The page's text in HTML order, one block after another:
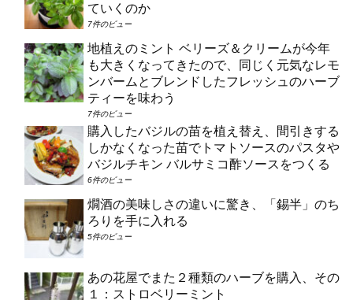
ていくのか
7件のビュー
地植えのミント ベリーズ＆クリームが今年
も大きくなってきたので、同じく元気なレモ
ンバームとブレンドしたフレッシュのハーブ
ティーを味わう
7件のビュー
購入したバジルの苗を植え替え、間引きする
しかなくなった苗でトマトソースのパスタや
バジルチキン バルサミコ酢ソースをつくる
6件のビュー
燗酒の美味しさの違いに驚き、「錫半」のち
ろりを手に入れる
5件のビュー
あの花屋でまた２種類のハーブを購入、その
１：ストロベリーミント